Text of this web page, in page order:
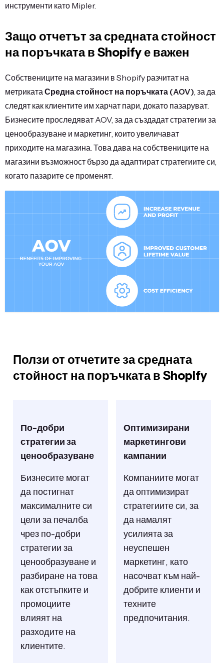
инструменти като Mipler.
Защо отчетът за средната стойност
на поръчката в Shopify е важен
Собствениците на магазини в Shopify разчитат на
метрикатаСредна стойност на поръчката (AOV), за да
следят как клиентите им харчат пари, докато пазаруват.
Бизнесите проследяват AOV, за да създадат стратегии за
ценообразуване и маркетинг, които увеличават
приходите на магазина. Това дава на собствениците на
магазини възможност бързо да адаптират стратегиите си,
когато пазарите се променят.
Ползи от отчетите за средната
стойност на поръчката в Shopify
По-добри
стратегии за
ценообразуване
Бизнесите могат
да постигнат
максималните си
цели за печалба
чрез по-добри
стратегии за
ценообразуване и
разбиране на това
как отстъпките и
промоциите
влияят на
разходите на
клиентите.
Оптимизирани
маркетингови
кампании
Компаниите могат
да оптимизират
стратегиите си, за
да намалят
усилията за
неуспешен
маркетинг, като
насочват към най-
добрите клиенти и
техните
предпочитания.